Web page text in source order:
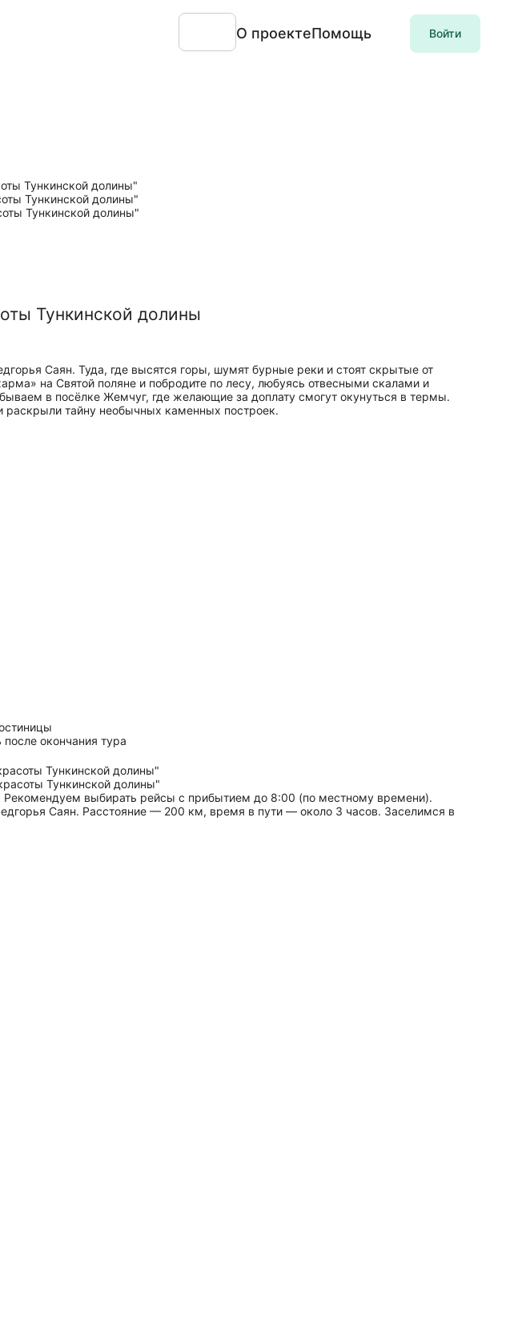
О проектеПомощь Войти
Тункинской долины
Саян. Туда, где высятся горы, шумят бурные реки и стоят скрытые от
на Святой поляне и побродите по лесу, любуясь отвесными скалами и
в посёлке Жемчуг, где желающие за доплату смогут окунуться в термы.
раскрыли тайну необычных каменных построек.
окончания тура
выбирать рейсы с прибытием до 8:00 (по местному времени).
Саян. Расстояние — 200 км, время в пути — около 3 часов. Заселимся в